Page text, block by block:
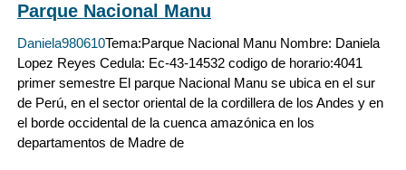
Parque Nacional Manu
Daniela980610Tema:Parque Nacional Manu Nombre: Daniela
Lopez Reyes Cedula: Ec-43-14532 codigo de horario:4041
primer semestre El parque Nacional Manu se ubica en el sur
de Perú, en el sector oriental de la cordillera de los Andes y en
el borde occidental de la cuenca amazónica en los
departamentos de Madre de